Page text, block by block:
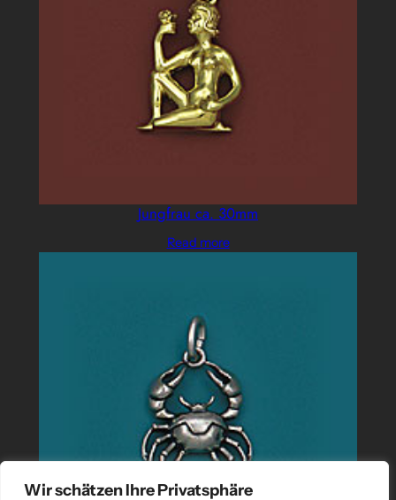
Wir schätzen Ihre Privatsphäre
Jungfrau ca. 30mm
Read more